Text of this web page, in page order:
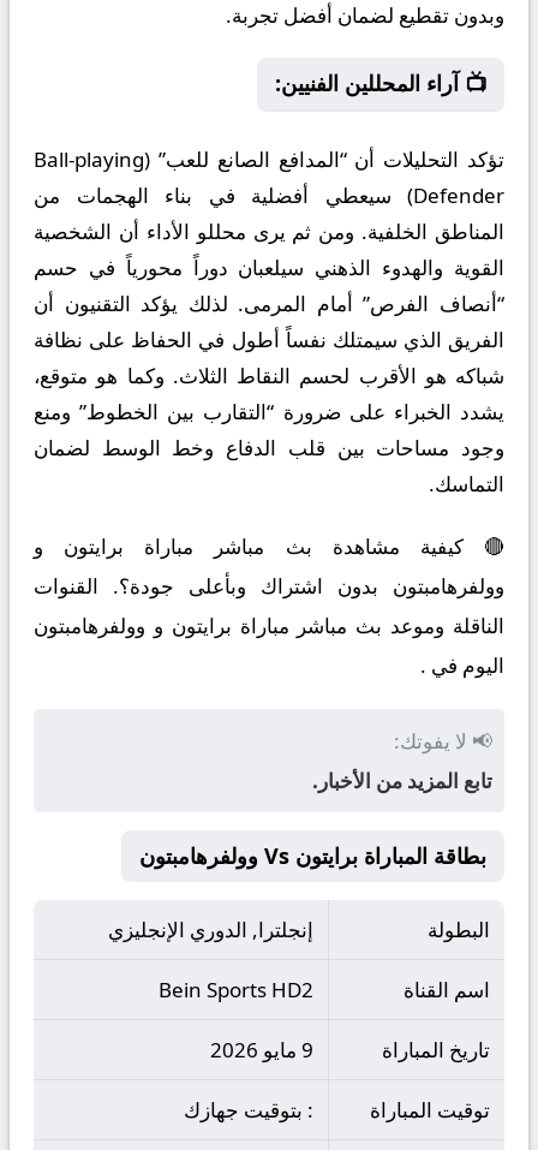
وبدون تقطيع لضمان أفضل تجربة.
📺 آراء المحللين الفنيين:
تؤكد التحليلات أن “المدافع الصانع للعب” (Ball-playing
Defender) سيعطي أفضلية في بناء الهجمات من
المناطق الخلفية. ومن ثم يرى محللو الأداء أن الشخصية
القوية والهدوء الذهني سيلعبان دوراً محورياً في حسم
“أنصاف الفرص” أمام المرمى. لذلك يؤكد التقنيون أن
الفريق الذي سيمتلك نفساً أطول في الحفاظ على نظافة
شباكه هو الأقرب لحسم النقاط الثلاث. وكما هو متوقع،
يشدد الخبراء على ضرورة “التقارب بين الخطوط” ومنع
وجود مساحات بين قلب الدفاع وخط الوسط لضمان
التماسك.
🔴 كيفية مشاهدة بث مباشر مباراة برايتون و
وولفرهامبتون بدون اشتراك وبأعلى جودة؟. القنوات
الناقلة وموعد بث مباشر مباراة برايتون و وولفرهامبتون
اليوم في .
📢 لا يفوتك:
تابع المزيد من الأخبار.
بطاقة المباراة برايتون Vs وولفرهامبتون
البطولة إنجلترا, الدوري الإنجليزي
اسم القناة Bein Sports HD2
تاريخ المباراة 9 مايو 2026
توقيت المباراة : بتوقيت جهازك